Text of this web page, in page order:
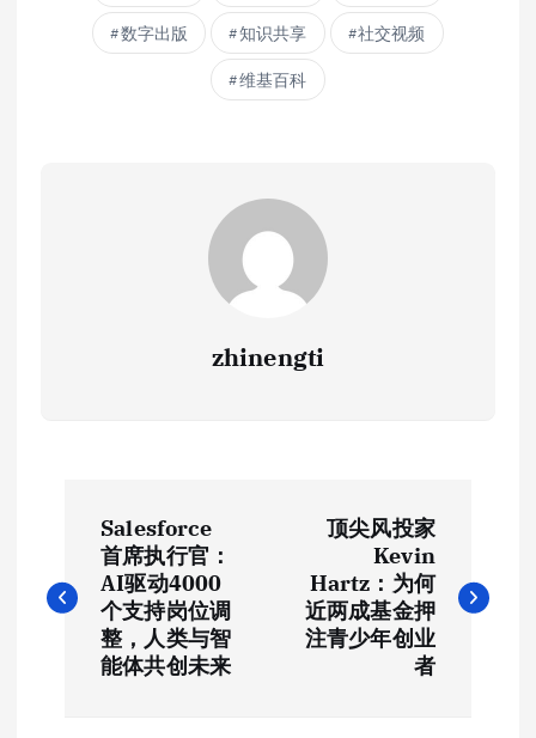
数字出版 知识共享 社交视频
维基百科
zhinengti
章
导
Salesforce
首席执行官：
AI驱动4000
个支持岗位调
整，人类与智
能体共创未来
顶尖风投家
Kevin
Hartz：为何
近两成基金押
注青少年创业
者